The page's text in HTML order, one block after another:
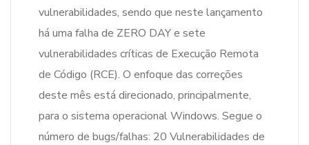
vulnerabilidades, sendo que neste lançamento
há uma falha de ZERO DAY e sete
vulnerabilidades críticas de Execução Remota
de Código (RCE). O enfoque das correções
deste mês está direcionado, principalmente,
para o sistema operacional Windows. Segue o
número de bugs/falhas: 20 Vulnerabilidades de